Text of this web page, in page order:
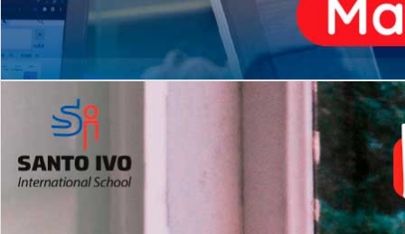
Matrículas Abertas 2026
2º AO 5º ANO FUNDAMENTAL